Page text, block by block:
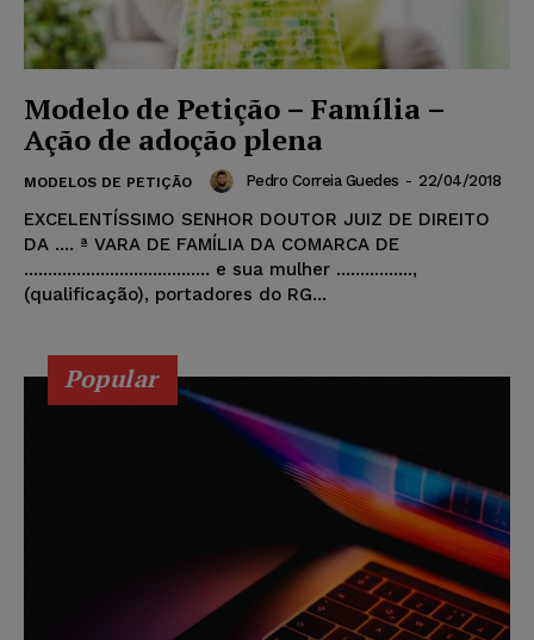
Modelo de Petição – Família –
Ação de adoção plena
MODELOS DE PETIÇÃO Pedro Correia Guedes - 22/04/2018
EXCELENTÍSSIMO SENHOR DOUTOR JUIZ DE DIREITO
DA .... ª VARA DE FAMÍLIA DA COMARCA DE
....................................... e sua mulher ................,
(qualificação), portadores do RG...
Popular